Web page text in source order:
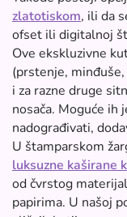
zlatotiskom, ili da
ofset ili digitalnoj
Ove ekskluzivne
(prstenje,
i za razne druge
nosača. Moguće ih
nadograđivati,
U štamparskom
luksuzne kaširane
od čvrstog
papirima. U našoj